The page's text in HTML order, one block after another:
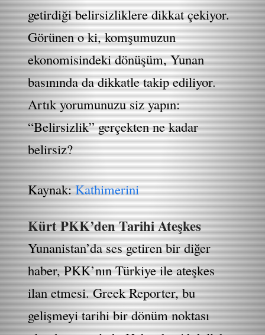
getirdiği belirsizliklere dikkat çekiyor.
Görünen o ki, komşumuzun
ekonomisindeki dönüşüm, Yunan
basınında da dikkatle takip ediliyor.
Artık yorumunuzu siz yapın:
“Belirsizlik” gerçekten ne kadar
belirsiz?
Kaynak:Kathimerini
Kürt PKK’den Tarihi Ateşkes
Yunanistan’da ses getiren bir diğer
haber, PKK’nın Türkiye ile ateşkes
ilan etmesi. Greek Reporter, bu
gelişmeyi tarihi bir dönüm noktası